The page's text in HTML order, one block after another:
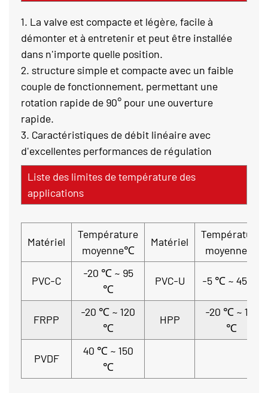
1. La valve est compacte et légère, facile à
démonter et à entretenir et peut être installée
dans n'importe quelle position.
2. structure simple et compacte avec un faible
couple de fonctionnement, permettant une
rotation rapide de 90° pour une ouverture
rapide.
3. Caractéristiques de débit linéaire avec
d'excellentes performances de régulation
Liste des limites de température des
applications
Matériel
Température
moyenne℃
Matériel
Température
moyenne℃
PVC-C
-20 ℃ ~ 95
℃
PVC-U -5 ℃ ~ 45 ℃
FRPP
-20 ℃ ~ 120
℃
HPP
-20 ℃ ~ 110
℃
PVDF
40 ℃ ~ 150
℃